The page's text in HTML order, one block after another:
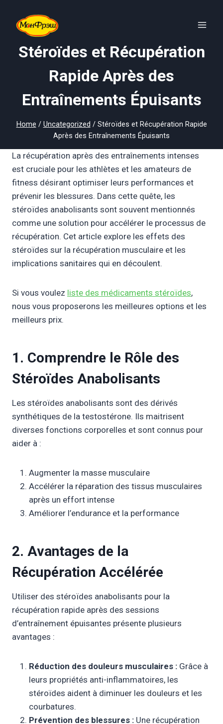
content
Stéroïdes et Récupération
Rapide Après des
Entraînements Épuisants
Home / Uncategorized / Stéroïdes et Récupération Rapide
Après des Entraînements Épuisants
La récupération après des entraînements intenses
est cruciale pour les athlètes et les amateurs de
fitness désirant optimiser leurs performances et
prévenir les blessures. Dans cette quête, les
stéroïdes anabolisants sont souvent mentionnés
comme une solution pour accélérer le processus de
récupération. Cet article explore les effets des
stéroïdes sur la récupération musculaire et les
implications sanitaires qui en découlent.
Si vous voulez liste des médicaments stéroïdes,
nous vous proposerons les meilleures options et les
meilleurs prix.
1. Comprendre le Rôle des
Stéroïdes Anabolisants
Les stéroïdes anabolisants sont des dérivés
synthétiques de la testostérone. Ils maitrisent
diverses fonctions corporelles et sont connus pour
aider à :
Augmenter la masse musculaire
Accélérer la réparation des tissus musculaires
après un effort intense
Améliorer l’endurance et la performance
2. Avantages de la
Récupération Accélérée
Utiliser des stéroïdes anabolisants pour la
récupération rapide après des sessions
d’entraînement épuisantes présente plusieurs
avantages :
Réduction des douleurs musculaires : Grâce à
leurs propriétés anti-inflammatoires, les
stéroïdes aident à diminuer les douleurs et les
courbatures.
Prévention des blessures : Une récupération